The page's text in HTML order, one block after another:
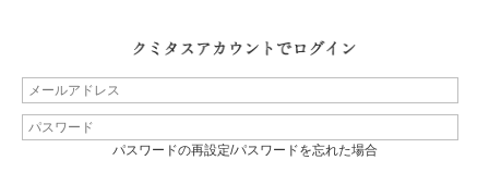
パスワードの再設定/パスワードを忘れた場合